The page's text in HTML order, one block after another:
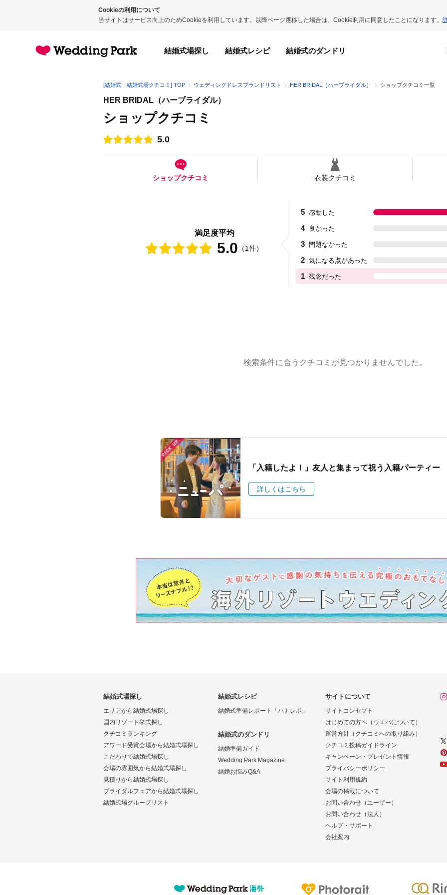
Cookieの利用について
当サイトはサービス向上のためCookieを利用しています。以降ページ遷移した場合は、Cookie利用に同意したことになります。
結婚式場探し 結婚式レシピ 結婚式のダンドリ
[結婚式・結婚式場クチコミ] TOP ウェディングドレスブランドリスト HER BRIDAL（ハーブライダル） ショップクチコミ一覧
HER BRIDAL（ハーブライダル）
ショップクチコミ
点数
5.0
ショップクチコミ 衣装クチコミ
満足度平均
点数
5.0 （1件）
5 感動した
4 良かった
3 問題なかった
2 気になる点があった
1 残念だった
検索条件に合うクチコミが見つかりませんでした。
PICK UP
「入籍したよ！」友人と集まって祝う入籍パーティー
詳しくはこちら
結婚式場探し
エリアから結婚式場探し
国内リゾート挙式探し
クチコミランキング
アワード受賞会場から結婚式場探し
こだわりで結婚式場探し
会場の雰囲気から結婚式場探し
見積りから結婚式場探し
ブライダルフェアから結婚式場探し
結婚式場グループリスト
結婚式レシピ
結婚式準備レポート「ハナレポ」
結婚式のダンドリ
結婚準備ガイド
Wedding Park Magazine
結婚お悩みQ&A
サイトについて
サイトコンセプト
はじめての方へ（ウエパについて）
運営方針（クチコミへの取り組み）
クチコミ投稿ガイドライン
キャンペーン・プレゼント情報
プライバシーポリシー
サイト利用規約
会場の掲載について
お問い合わせ（ユーザー）
お問い合わせ（法人）
ヘルプ・サポート
会社案内